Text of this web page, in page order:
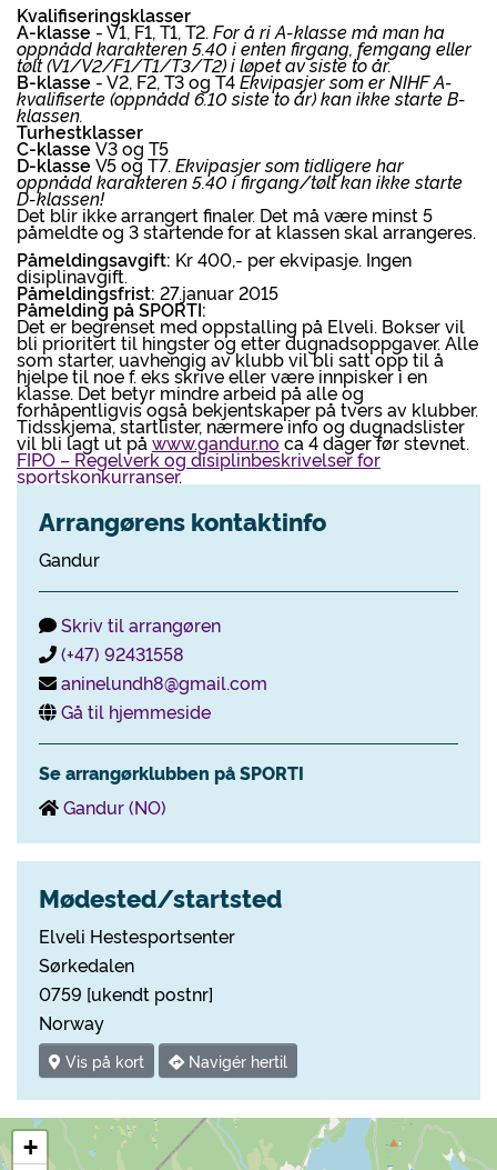
Kvalifiseringsklasser
A-klasse - V1, F1, T1, T2. For å ri A-klasse må man ha
oppnådd karakteren 5.40 i enten firgang, femgang eller
tølt (V1/V2/F1/T1/T3/T2) i løpet av siste to år.
B-klasse- V2, F2, T3 og T4Ekvipasjer som er NIHF A-
kvalifiserte (oppnådd 6.10 siste to år) kan ikke starte B-
klassen.
Turhestklasser
C-klasseV3 og T5
D-klasseV5 og T7. Ekvipasjer som tidligere har
oppnådd karakteren 5.40 i firgang/tølt kan ikke starte
D-klassen!
Det blir ikke arrangert finaler. Det må være minst 5
påmeldte og 3 startende for at klassen skal arrangeres.
Påmeldingsavgift: Kr 400,- per ekvipasje. Ingen
disiplinavgift.
Påmeldingsfrist: 27.januar 2015
Påmelding på SPORTI:
Det er begrenset med oppstalling på Elveli. Bokser vil
bli prioritert til hingster og etter dugnadsoppgaver. Alle
som starter, uavhengig av klubb vil bli satt opp til å
hjelpe til noe f. eks skrive eller være innpisker i en
klasse. Det betyr mindre arbeid på alle og
forhåpentligvis også bekjentskaper på tvers av klubber.
Tidsskjema, startlister, nærmere info og dugnadslister
vil bli lagt ut på www.gandur.no ca 4 dager før stevnet.
FIPO – Regelverk og disiplinbeskrivelser for
sportskonkurranser.
Arrangørens kontaktinfo
Gandur
Skriv til arrangøren
(+47) 92431558
aninelundh8@gmail.com
Gå til hjemmeside
Se arrangørklubben på SPORTI
Gandur (NO)
Mødested/startsted
Elveli Hestesportsenter
Sørkedalen
0759 [ukendt postnr]
Norway
Vis på kort Navigér hertil
+